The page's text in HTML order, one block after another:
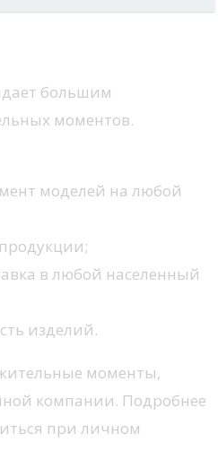
большим
моментов.
моделей на любой
в любой населенный
изделий.
моменты,
компании. Подробнее
при личном